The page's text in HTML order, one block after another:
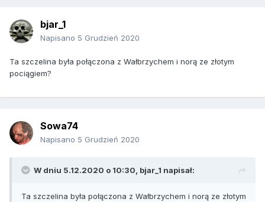
bjar_1
Napisano 5 Grudzień 2020
Ta szczelina była połączona z Wałbrzychem i norą ze złotym
pociągiem?
Sowa74
Napisano 5 Grudzień 2020
W dniu 5.12.2020 o 10:30, bjar_1 napisał:
Ta szczelina była połączona z Wałbrzychem i norą ze złotym